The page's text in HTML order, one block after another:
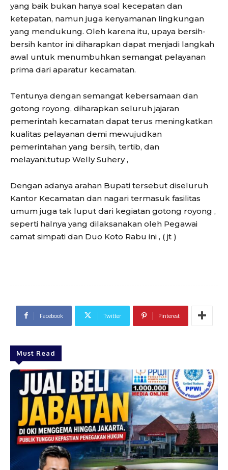
yang baik bukan hanya soal kecepatan dan
ketepatan, namun juga kenyamanan lingkungan
yang mendukung. Oleh karena itu, upaya bersih-
bersih kantor ini diharapkan dapat menjadi langkah
awal untuk menumbuhkan semangat pelayanan
prima dari aparatur kecamatan.
Tentunya dengan semangat kebersamaan dan
gotong royong, diharapkan seluruh jajaran
pemerintah kecamatan dapat terus meningkatkan
kualitas pelayanan demi mewujudkan
pemerintahan yang bersih, tertib, dan
melayani.tutup Welly Suhery ,
Dengan adanya arahan Bupati tersebut diseluruh
Kantor Kecamatan dan nagari termasuk fasilitas
umum juga tak luput dari kegiatan gotong royong ,
seperti halnya yang dilaksanakan oleh Pegawai
camat simpati dan Duo Koto Rabu ini , ( jt )
Facebook Twitter Pinterest
Must Read